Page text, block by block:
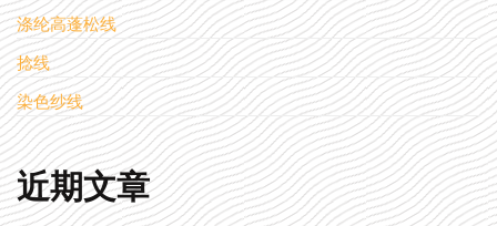
涤纶高蓬松线
捻线
染色纱线
近期文章